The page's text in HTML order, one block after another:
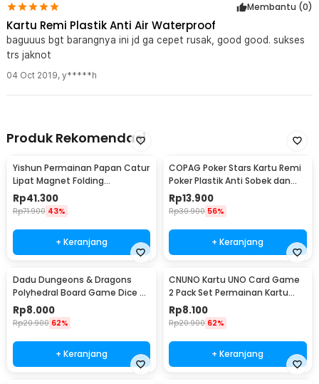
Membantu (0)
Kartu Remi Plastik Anti Air Waterproof
baguuus bgt barangnya ini jd ga cepet rusak, good good. sukses
trs jaknot
04 Oct 2019, y*****h
Produk Rekomendasi
Yishun Permainan Papan Catur
Lipat Magnet Folding
Chessboard - YS-B1
Rp41.300
Rp71.900 43%
+ Keranjang
COPAG Poker Stars Kartu Remi
Poker Plastik Anti Sobek dan
Tahan Air
Rp13.900
Rp30.900 56%
+ Keranjang
Dadu Dungeons & Dragons
Polyhedral Board Game Dice 7
PCS
Rp8.000
Rp20.900 62%
+ Keranjang
CNUNO Kartu UNO Card Game
2 Pack Set Permainan Kartu
Seru - 839-19-3
Rp8.100
Rp20.900 62%
+ Keranjang